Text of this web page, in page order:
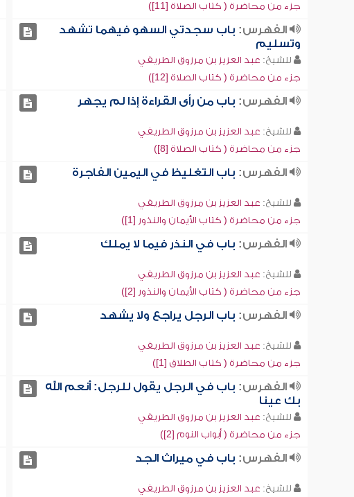
جزء من محاضرة ( كتاب الصلاة [11])
الفهرس: باب سجدتي السهو فيهما تشهد
وتسليم
للشيخ: عبد العزيز بن مرزوق الطريفي
جزء من محاضرة ( كتاب الصلاة [12])
الفهرس: باب من رأى القراءة إذا لم يجهر
للشيخ: عبد العزيز بن مرزوق الطريفي
جزء من محاضرة ( كتاب الصلاة [8])
الفهرس: باب التغليظ في اليمين الفاجرة
للشيخ: عبد العزيز بن مرزوق الطريفي
جزء من محاضرة ( كتاب الأيمان والنذور [1])
الفهرس: باب في النذر فيما لا يملك
للشيخ: عبد العزيز بن مرزوق الطريفي
جزء من محاضرة ( كتاب الأيمان والنذور [2])
الفهرس: باب الرجل يراجع ولا يشهد
للشيخ: عبد العزيز بن مرزوق الطريفي
جزء من محاضرة ( كتاب الطلاق [1])
الفهرس: باب في الرجل يقول للرجل: أنعم الله
بك عينا
للشيخ: عبد العزيز بن مرزوق الطريفي
جزء من محاضرة ( أبواب النوم [2])
الفهرس: باب في ميراث الجد
للشيخ: عبد العزيز بن مرزوق الطريفي